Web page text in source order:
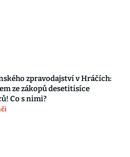
zpravodajství v Hráčích:
ze zákopů desetitisíce
Co s nimi?